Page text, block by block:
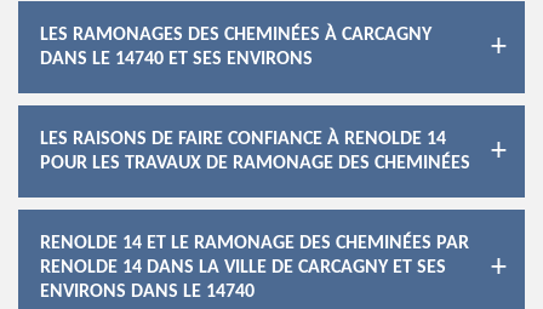
LES RAMONAGES DES CHEMINÉES À CARCAGNY
DANS LE 14740 ET SES ENVIRONS
LES RAISONS DE FAIRE CONFIANCE À RENOLDE 14
POUR LES TRAVAUX DE RAMONAGE DES CHEMINÉES
RENOLDE 14 ET LE RAMONAGE DES CHEMINÉES PAR
RENOLDE 14 DANS LA VILLE DE CARCAGNY ET SES
ENVIRONS DANS LE 14740